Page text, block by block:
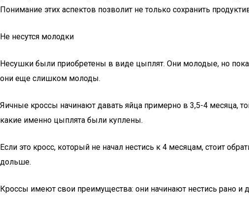
Понимание этих аспектов позволит не только сохранить
Не несутся молодки
Несушки были приобретены в виде цыплят. Они молодые, но
они еще слишком молоды.
Яичные кроссы начинают давать яйца примерно в 3,5-4 месяца,
какие именно цыплята были куплены.
Если это кросс, который не начал нестись к 4 месяцам, стоит
дольше.
Кроссы имеют свои преимущества: они начинают нестись рано